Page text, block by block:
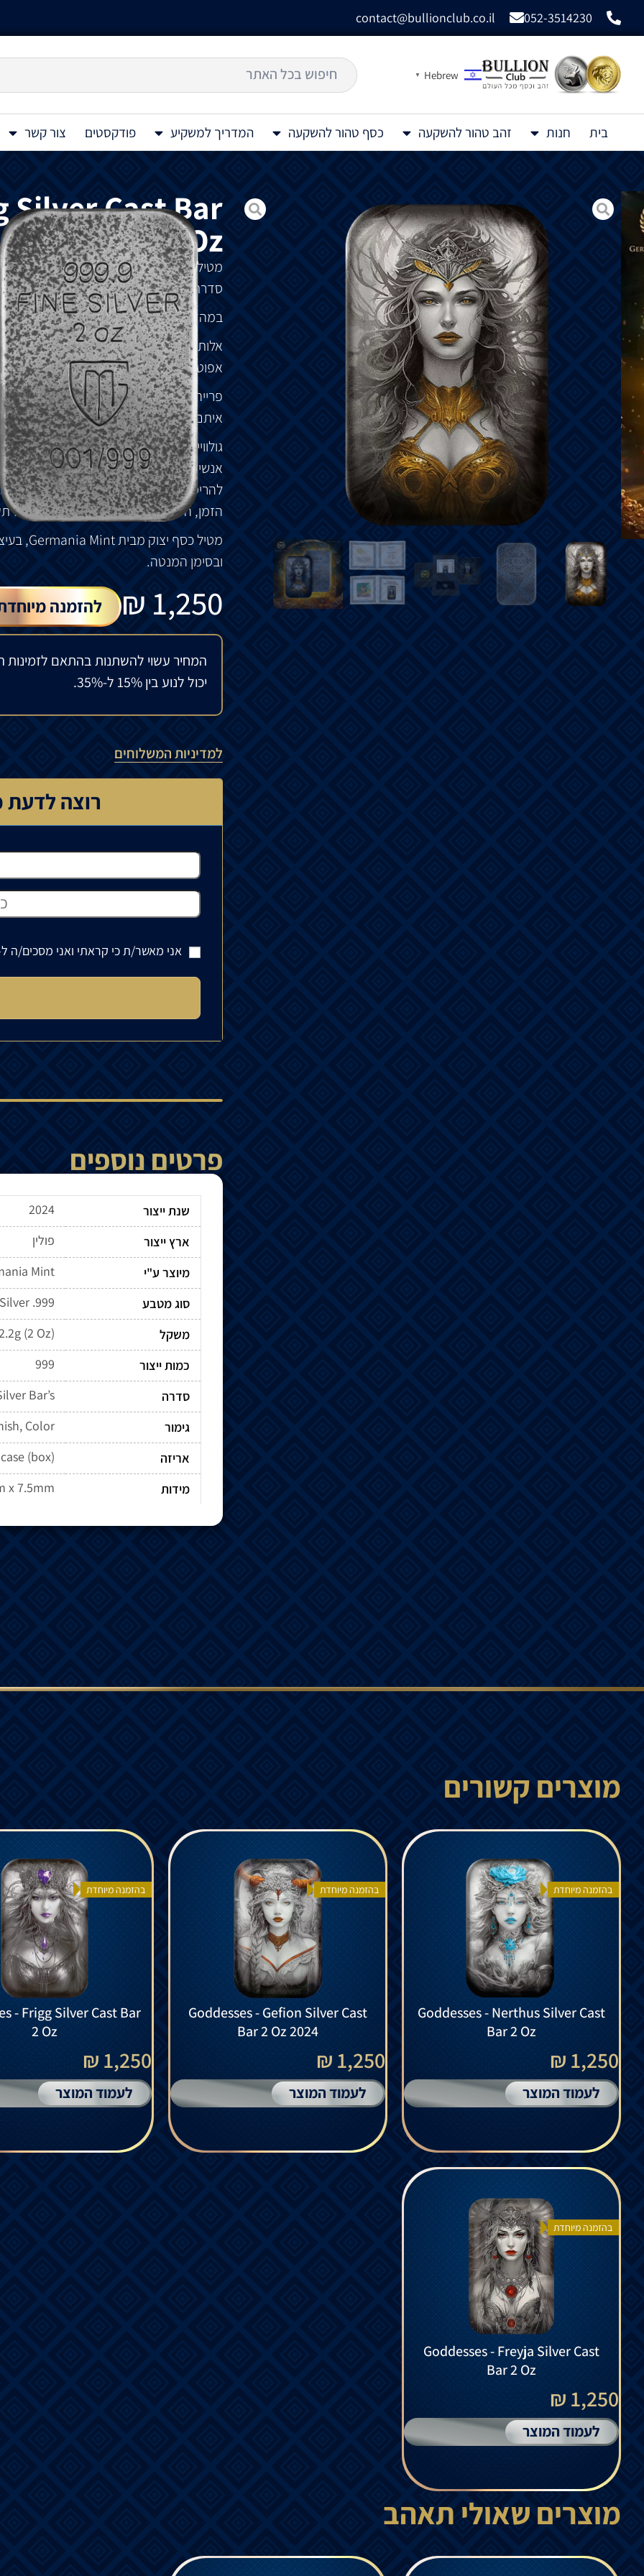
052-3514230
contact@bullionclub.co.il
Hebrew
▼
בית חנות זהב טהור להשקעה כסף טהור להשקעה המדריך למשקיע פודקסטים צור קשר
Silver Cast Bar
2 Oz
מטילכסףיצוקGoddesses – Gullweig Silver Cast Bar 2 Oz
סדרתGoddesses המציגהאלותגרמניות.
במהדורהזו: Gullweig
אלות גרמניותמילאותפקידמהותיבעולם
אפוטרופוס,עמדובראשהיבטיםשוניםשל
פרייה ,גולוויג,פריג,גפיון,נרטוס,סיגיןאלורק
איתם משפחות,וכךהשפיעועלגורלהעולם
גולווייג–אלתהעושר,שהיאעצמהסימלה,
אנשיםלעושר.מסיבהזונעשוניסיונות
להריסה,היאנולדהמחדשיפהוזוהרתאפילו
הזמן,היאהפכהלהתגלמותהתשוקה
מטילכסף יצוק מבית
ובסימן המנטה.
1,250
₪ להזמנה
המחיר עשוי להשתנות בהתאם
יכול לנוע בין 15% ל-35%.
למדיניות המשלוחים
רוצה לדעת
אני מאשר/ת כי קראתי ואני מסכים/ה
פרטים נוספים
שנת ייצור
2024
ארץ ייצור
פולין
מיוצר ע"י
Mint
סוג מטבע
Silver .999
משקל
(2 Oz)
כמות ייצור
999
סדרה
Bar’s
גימור
Color
אריזה
(box)
מידות
x 7.5mm
מוצרים קשורים
בהזמנה מיוחדת
Goddesses - Nerthus Silver Cast
Bar 2 Oz
1,250 ₪
לעמוד המוצר
בהזמנה מיוחדת
Goddesses - Gefion Silver Cast
Bar 2 Oz 2024
1,250 ₪
לעמוד המוצר
בהזמנה מיוחדת
- Frigg Silver Cast Bar
2 Oz
1,250 ₪
לעמוד המוצר
בהזמנה מיוחדת
Goddesses - Freyja Silver Cast
Bar 2 Oz
1,250 ₪
לעמוד המוצר
מוצרים שאולי תאהב